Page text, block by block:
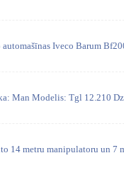
automašīnas Iveco Barum
Man Modelis: Tgl 12.210
14 metru manipulatoru un 7